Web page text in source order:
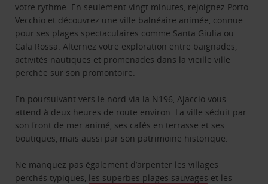
votre rythme . En seulement vingt minutes, rejoignez Porto-
Vecchio et découvrez une ville balnéaire animée, connue
pour ses plages spectaculaires comme Santa Giulia ou
Cala Rossa. Alternez votre exploration entre baignades,
activités nautiques et promenades dans la vieille ville
perchée sur son promontoire.
En poursuivant vers le nord via la N196, Ajaccio vous
attend à deux heures de route environ. La ville séduit par
son front de mer animé, ses cafés en terrasse et ses
boutiques, mais aussi par son patrimoine historique.
Ne manquez pas également d’arpenter les villages
perchés typiques, les superbes plages sauvages et les